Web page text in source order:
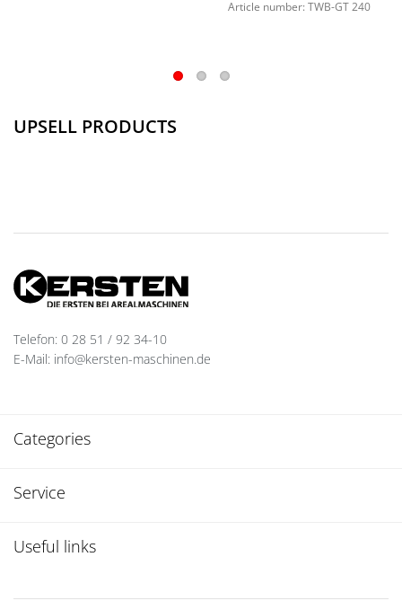
Article number: TWB-GT 240
UPSELL PRODUCTS
Telefon: 0 28 51 / 92 34-10
E-Mail: info@kersten-maschinen.de
Categories
Service
Useful links